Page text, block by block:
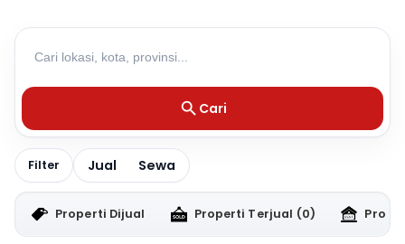
Cari
Filter Jual Sewa
Properti Dijual Properti Terjual (0)